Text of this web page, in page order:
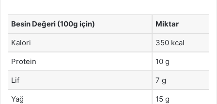
Besin Değeri (100g için) Miktar
Kalori 350 kcal
Protein 10 g
Lif 7 g
Yağ 15 g